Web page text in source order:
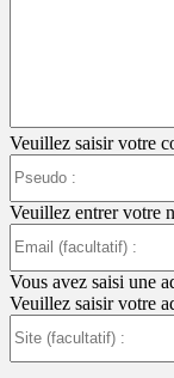
Veuillez saisir votre
Veuillez entrer votre
Vous avez saisi une
Veuillez saisir votre